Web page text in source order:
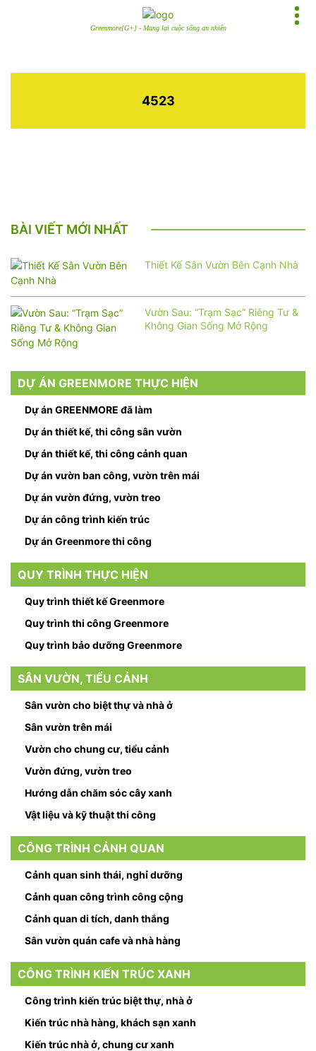
Greenmore[G+] - Mang lại cuộc sống an nhiên
4523
BÀI VIẾT MỚI NHẤT
Thiết Kế Sân Vườn Bên Cạnh Nhà
Vườn Sau: “Trạm Sạc” Riêng Tư &
Không Gian Sống Mở Rộng
DỰ ÁN GREENMORE THỰC HIỆN
Dự án GREENMORE đã làm
Dự án thiết kế, thi công sân vườn
Dự án thiết kế, thi công cảnh quan
Dự án vườn ban công, vườn trên mái
Dự án vườn đứng, vườn treo
Dự án công trình kiến trúc
Dự án Greenmore thi công
QUY TRÌNH THỰC HIỆN
Quy trình thiết kế Greenmore
Quy trình thi công Greenmore
Quy trình bảo dưỡng Greenmore
SÂN VƯỜN, TIỂU CẢNH
Sân vườn cho biệt thự và nhà ở
Sân vườn trên mái
Vườn cho chung cư, tiểu cảnh
Vườn đứng, vườn treo
Hướng dẫn chăm sóc cây xanh
Vật liệu và kỹ thuật thi công
CÔNG TRÌNH CẢNH QUAN
Cảnh quan sinh thái, nghỉ dưỡng
Cảnh quan công trình công cộng
Cảnh quan di tích, danh thắng
Sân vườn quán cafe và nhà hàng
CÔNG TRÌNH KIẾN TRÚC XANH
Công trình kiến trúc biệt thự, nhà ở
Kiến trúc nhà hàng, khách sạn xanh
Kiến trúc nhà ở, chung cư xanh